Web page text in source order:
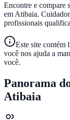
Encontre e compare
em Atibaia.
profissionais
Este site contém
você nos ajuda a
você.
Panorama
Atibaia